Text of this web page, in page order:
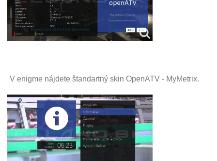
V enigme nájdete štandartný skin OpenATV - MyMetrix.